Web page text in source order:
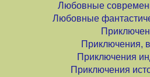
Любовные
Любовные
Приключения,
Приключения
Приключения